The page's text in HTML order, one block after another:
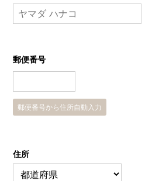
郵便番号
郵便番号から住所自動入力
住所